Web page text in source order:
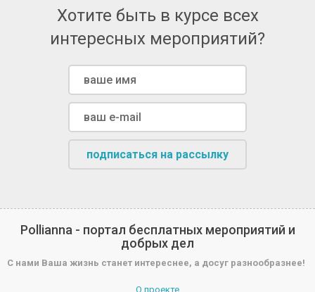
Хотите быть в курсе всех
интересных мероприятий?
подписаться на рассылку
Pollianna - портал бесплатных мероприятий и
добрых дел
С нами Ваша жизнь станет интереснее, а досуг разнообразнее!
О проекте